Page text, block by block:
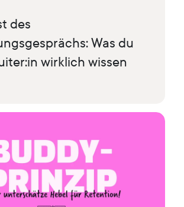
des
Was du
wirklich wissen